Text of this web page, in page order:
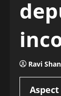
Ravi
Aspect